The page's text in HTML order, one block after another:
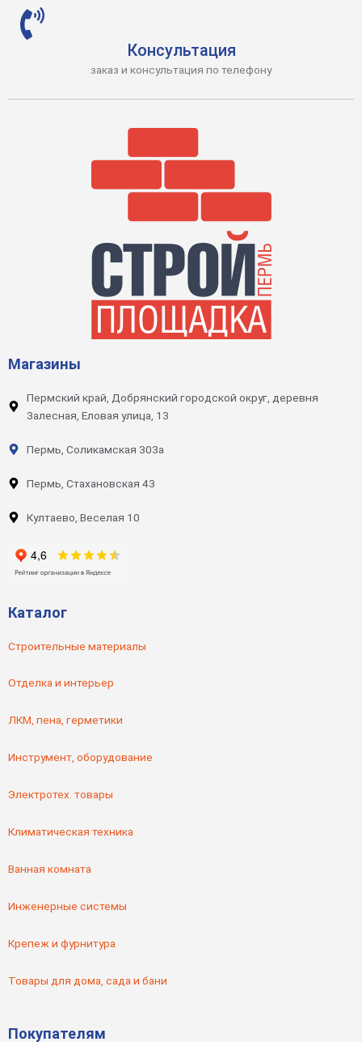
Консультация
заказ и консультация по телефону
Магазины
Пермский край, Добрянский городской округ, деревня
Залесная, Еловая улица, 13
Пермь, Соликамская 303а
Пермь, Стахановская 43
Култаево, Веселая 10
Каталог
Строительные материалы
Отделка и интерьер
ЛКМ, пена, герметики
Инструмент, оборудование
Электротех. товары
Климатическая техника
Ванная комната
Инженерные системы
Крепеж и фурнитура
Товары для дома, сада и бани
Покупателям